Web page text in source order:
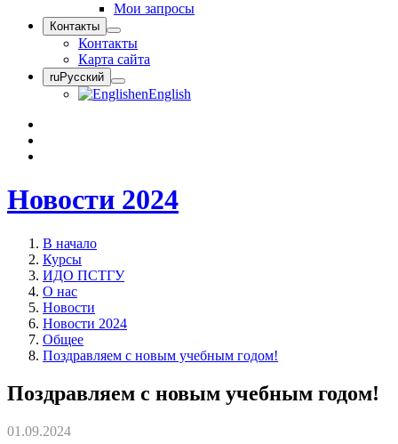
Мои запросы
Контакты
Контакты
Карта сайта
ruРусский
enEnglish
Новости 2024
В начало
Курсы
ИДО ПСТГУ
О нас
Новости
Новости 2024
Общее
Поздравляем с новым учебным годом!
Поздравляем с новым учебным годом!
01.09.2024